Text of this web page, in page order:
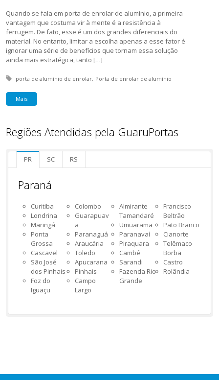
Quando se fala em porta de enrolar de alumínio, a primeira
vantagem que costuma vir à mente é a resistência à
ferrugem. De fato, esse é um dos grandes diferenciais do
material. No entanto, limitar a escolha apenas a esse fator é
ignorar uma série de benefícios que tornam essa solução
ainda mais estratégica, tanto […]
Tagged with:
porta de alumínio de enrolar Porta de enrolar de alumínio
Mais
Regiões Atendidas pela GuaruPortas
PR SC RS
Paraná
Curitiba
Londrina
Maringá
Ponta
Grossa
Cascavel
São José
dos Pinhais
Foz do
Iguaçu
Colombo
Guarapuav
a
Paranaguá
Araucária
Toledo
Apucarana
Pinhais
Campo
Largo
Almirante
Tamandaré
Umuarama
Paranavaí
Piraquara
Cambé
Sarandi
Fazenda Rio
Grande
Francisco
Beltrão
Pato Branco
Cianorte
Telêmaco
Borba
Castro
Rolândia